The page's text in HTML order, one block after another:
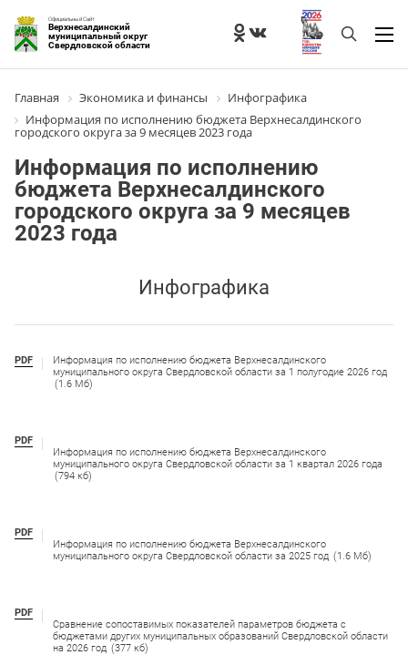
Официальный Сайт
Верхнесалдинский
муниципальный округ
Свердловской области
Главная Экономика и финансы
Инфографика
Информация по исполнению бюджета Верхнесалдинского
городского округа за 9 месяцев 2023 года
Информация по исполнению
бюджета Верхнесалдинского
городского округа за 9 месяцев
2023 года
Инфографика
PDF
Информация по исполнению бюджета Верхнесалдинского
муниципального округа Свердловской области за 1 полугодие 2026 год
(1.6 Мб)
PDF
Информация по исполнению бюджета Верхнесалдинского
муниципального округа Свердловской области за 1 квартал 2026 года
(794 кб)
PDF
Информация по исполнению бюджета Верхнесалдинского
муниципального округа Свердловской области за 2025 год (1.6 Мб)
PDF
Сравнение сопоставимых показателей параметров бюджета с
бюджетами других муниципальных образований Свердловской области
на 2026 год (377 кб)